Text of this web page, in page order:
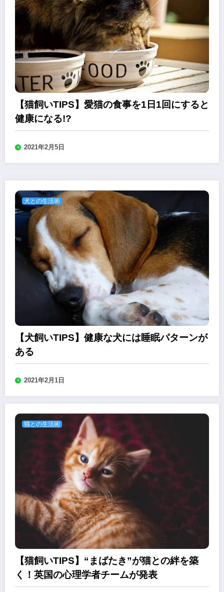
【猫飼いTIPS】愛猫の食事を1日1回にすると
健康になる!?
2021年2月5日
犬との生活術
【犬飼いTIPS】健康な犬には睡眠パターンが
ある
2021年2月1日
猫との生活術
【猫飼いTIPS】“まばたき”が猫との絆を築
く！英国の心理学者チームが発表